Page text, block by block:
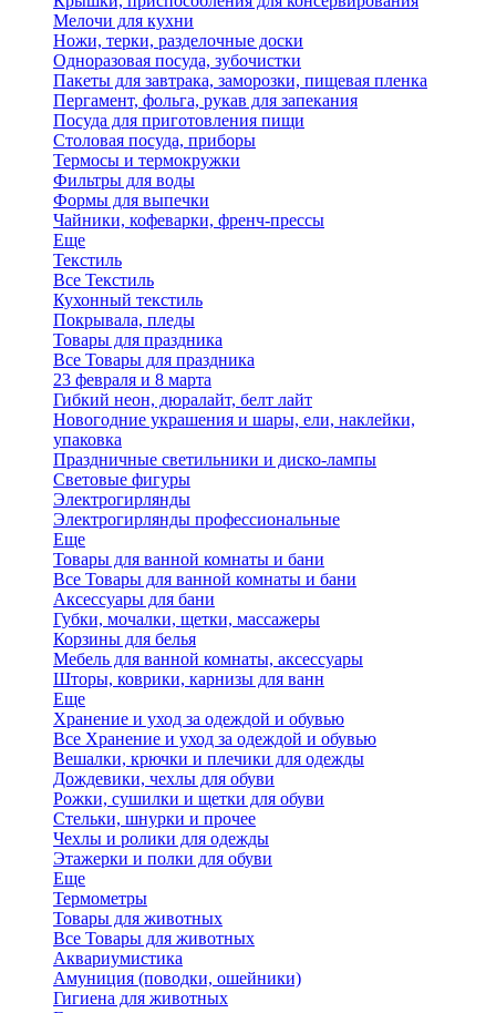
Мелочи для кухни
Ножи, терки, разделочные доски
Одноразовая посуда, зубочистки
Пакеты для завтрака, заморозки, пищевая пленка
Пергамент, фольга, рукав для запекания
Посуда для приготовления пищи
Столовая посуда, приборы
Термосы и термокружки
Фильтры для воды
Формы для выпечки
Чайники, кофеварки, френч-прессы
Еще
Текстиль
Все Текстиль
Кухонный текстиль
Покрывала, пледы
Товары для праздника
Все Товары для праздника
23 февраля и 8 марта
Гибкий неон, дюралайт, белт лайт
Новогодние украшения и шары, ели, наклейки,
упаковка
Праздничные светильники и диско-лампы
Световые фигуры
Электрогирлянды
Электрогирлянды профессиональные
Еще
Товары для ванной комнаты и бани
Все Товары для ванной комнаты и бани
Аксессуары для бани
Губки, мочалки, щетки, массажеры
Корзины для белья
Мебель для ванной комнаты, аксессуары
Шторы, коврики, карнизы для ванн
Еще
Хранение и уход за одеждой и обувью
Все Хранение и уход за одеждой и обувью
Вешалки, крючки и плечики для одежды
Дождевики, чехлы для обуви
Рожки, сушилки и щетки для обуви
Стельки, шнурки и прочее
Чехлы и ролики для одежды
Этажерки и полки для обуви
Еще
Термометры
Товары для животных
Все Товары для животных
Аквариумистика
Амуниция (поводки, ошейники)
Гигиена для животных